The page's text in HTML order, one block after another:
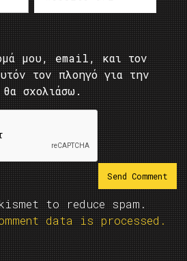
μου, email, και τον
τον πλοηγό για την
σχολιάσω.
to reduce spam.
data is processed.